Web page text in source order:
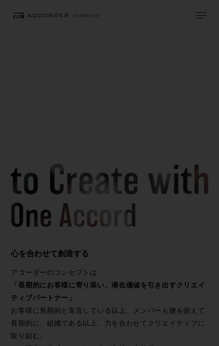
心を合わせて創造する
アコーダーのコンセプトは
「長期的にお客様に寄り添い、潜在価値を引き出すクリエイ
ティブパートナー」
お客様に長期的と宣言している以上、メンバーも腰を据えて
長期的に、組織である以上、力を合わせてクリエイティブに
取り組む。